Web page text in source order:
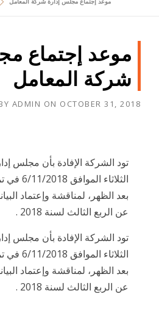
موعد إجتماع
شركة المعامل
ADMIN ON OCTOBER 31, 2018
تود الشركة الإفادة بأن مجلس
بعد الظهر، لمناقشة وإعتماد
عن الربع الثالث لسنة 2018 .
تود الشركة الإفادة بأن مجلس
بعد الظهر، لمناقشة وإعتماد
عن الربع الثالث لسنة 2018 .